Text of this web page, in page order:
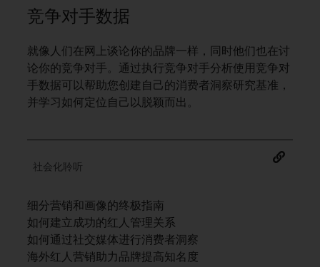
竞争对手数据
就像人们在网上谈论你的品牌一样，同时他们也在讨
论你的竞争对手。通过执行竞争对手分析使用竞争对
手数据可以帮助您创建自己的消费者洞察研究基准，
并学习如何定位自己以脱颖而出。
社会化聆听
细分营销和画像的终极指南
如何建立成功的红人管理关系
如何通过社交媒体进行消费者洞察
海外红人营销助力品牌提高知名度